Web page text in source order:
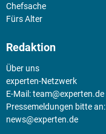
Chefsache
Fürs Alter
Redaktion
Über uns
experten-Netzwerk
E-Mail:team@experten.de
Pressemeldungen bitte an:
news@experten.de